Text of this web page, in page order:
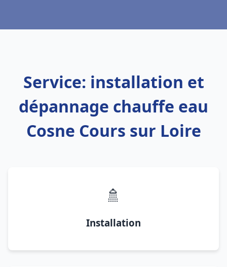
Service: installation et
dépannage chauffe eau
Cosne Cours sur Loire
🚿
Installation